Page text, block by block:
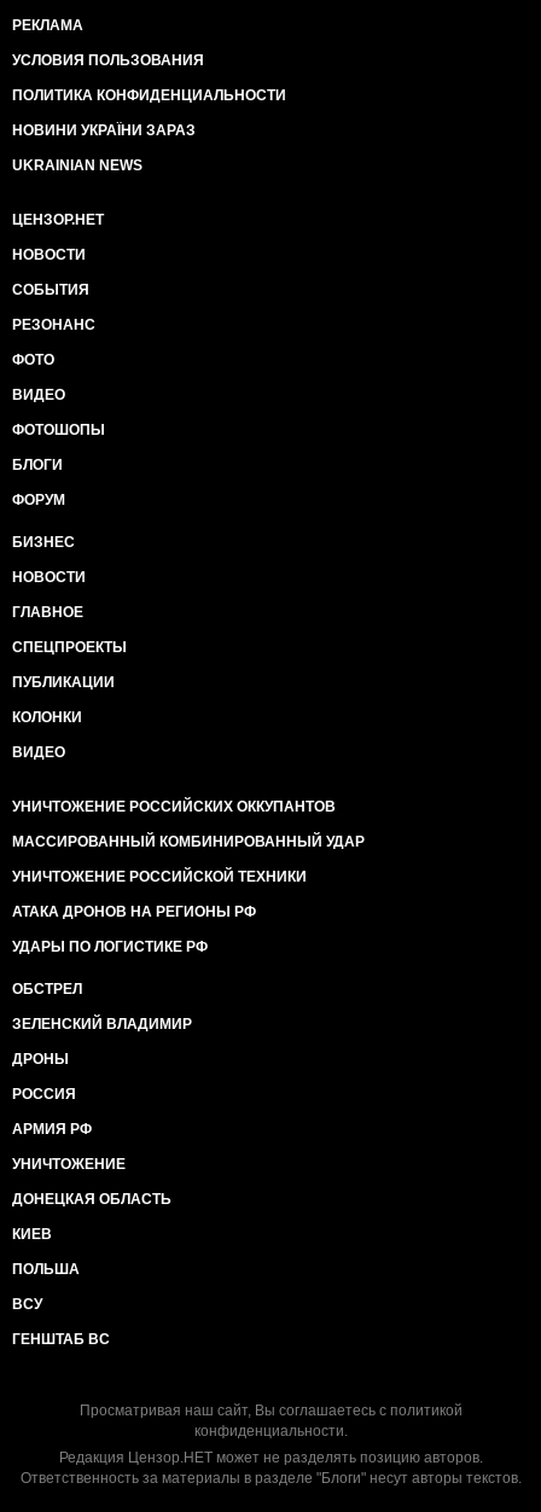
РЕКЛАМА
УСЛОВИЯ ПОЛЬЗОВАНИЯ
ПОЛИТИКА КОНФИДЕНЦИАЛЬНОСТИ
НОВИНИ УКРАЇНИ ЗАРАЗ
UKRAINIAN NEWS
ЦЕНЗОР.НЕТ
НОВОСТИ
СОБЫТИЯ
РЕЗОНАНС
ФОТО
ВИДЕО
ФОТОШОПЫ
БЛОГИ
ФОРУМ
БИЗНЕС
НОВОСТИ
ГЛАВНОЕ
СПЕЦПРОЕКТЫ
ПУБЛИКАЦИИ
КОЛОНКИ
ВИДЕО
УНИЧТОЖЕНИЕ РОССИЙСКИХ ОККУПАНТОВ
МАССИРОВАННЫЙ КОМБИНИРОВАННЫЙ УДАР
УНИЧТОЖЕНИЕ РОССИЙСКОЙ ТЕХНИКИ
АТАКА ДРОНОВ НА РЕГИОНЫ РФ
УДАРЫ ПО ЛОГИСТИКЕ РФ
ОБСТРЕЛ
ЗЕЛЕНСКИЙ ВЛАДИМИР
ДРОНЫ
РОССИЯ
АРМИЯ РФ
УНИЧТОЖЕНИЕ
ДОНЕЦКАЯ ОБЛАСТЬ
КИЕВ
ПОЛЬША
ВСУ
ГЕНШТАБ ВС
Просматривая наш сайт, Вы соглашаетесь с политикой
конфиденциальности.
Редакция Цензор.НЕТ может не разделять позицию авторов.
Ответственность за материалы в разделе "Блоги" несут авторы текстов.